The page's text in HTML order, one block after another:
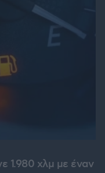
1.980 χλμ με έναν